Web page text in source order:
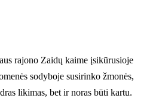
rajono Zaidų kaime įsikūrusioje
sodyboje susirinko žmonės,
likimas, bet ir noras būti kartu.